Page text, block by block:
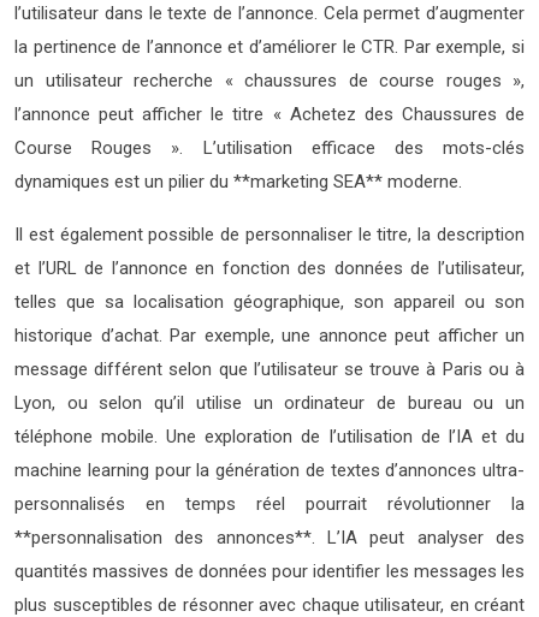
l’utilisateur dans le texte de l’annonce. Cela permet d’augmenter
la pertinence de l’annonce et d’améliorer le CTR. Par exemple, si
un utilisateur recherche « chaussures de course rouges »,
l’annonce peut afficher le titre « Achetez des Chaussures de
Course Rouges ». L’utilisation efficace des mots-clés
dynamiques est un pilier du **marketing SEA** moderne.
Il est également possible de personnaliser le titre, la description
et l’URL de l’annonce en fonction des données de l’utilisateur,
telles que sa localisation géographique, son appareil ou son
historique d’achat. Par exemple, une annonce peut afficher un
message différent selon que l’utilisateur se trouve à Paris ou à
Lyon, ou selon qu’il utilise un ordinateur de bureau ou un
téléphone mobile. Une exploration de l’utilisation de l’IA et du
machine learning pour la génération de textes d’annonces ultra-
personnalisés en temps réel pourrait révolutionner la
**personnalisation des annonces**. L’IA peut analyser des
quantités massives de données pour identifier les messages les
plus susceptibles de résonner avec chaque utilisateur, en créant